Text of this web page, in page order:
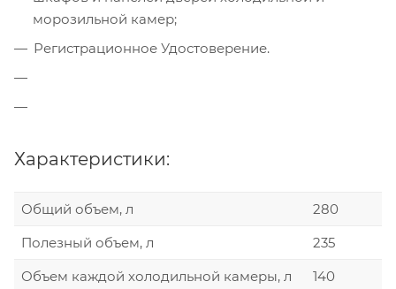
морозильной камер;
Регистрационное Удостоверение.
Характеристики:
Общий объем, л
280
Полезный объем, л
235
Объем каждой холодильной камеры, л
140